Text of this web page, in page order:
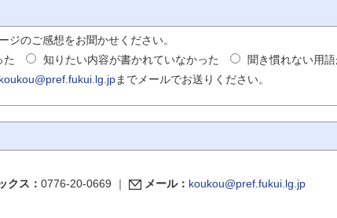
ジのご感想をお聞かせください。
た 知りたい内容が書かれていなかった
聞き慣れない用
koukou@pref.fukui.lg.jpまでメールでお送りください。
クス： 0776-20-0669 ｜ メール： koukou@pref.fukui.lg.jp